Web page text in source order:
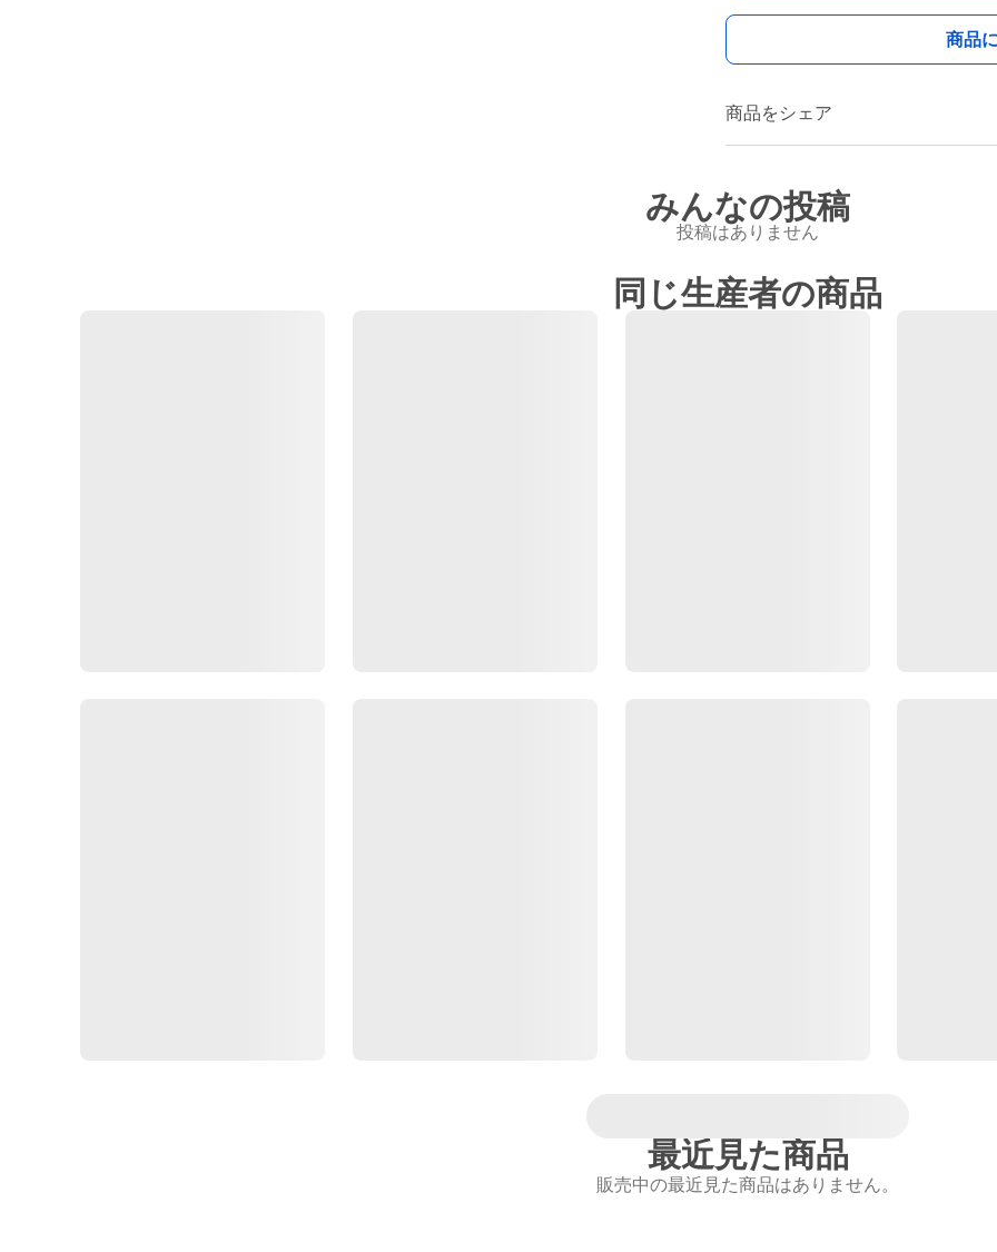
商品
商品をシェア
みんなの投稿
投稿はありません
同じ生産者の商品
最近見た商品
販売中の最近見た商品はありません。